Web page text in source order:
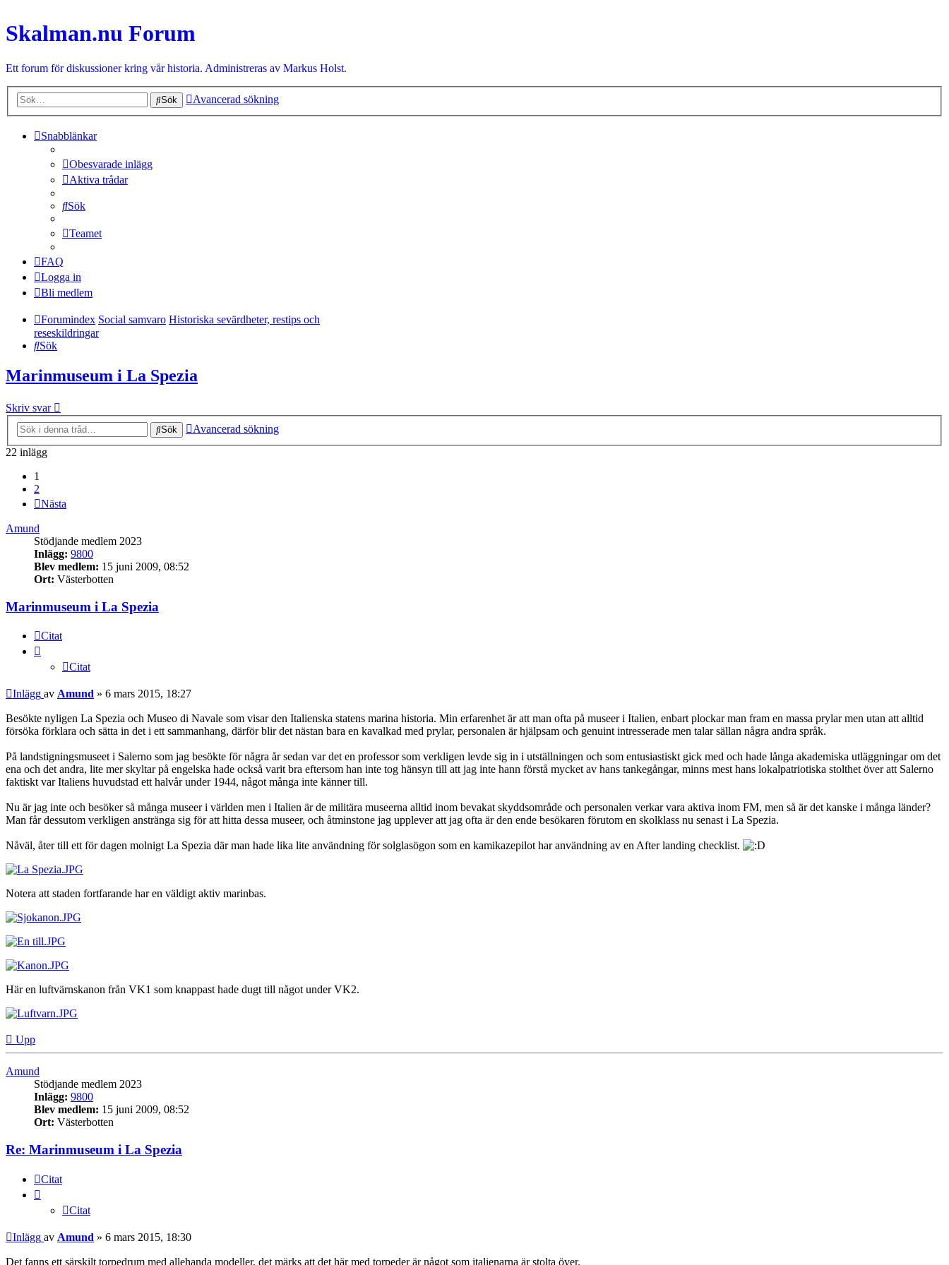
Skalman.nu Forum
Ett forum för diskussioner kring vår historia. Administreras av Markus Holst.
Sök Avancerad sökning
Snabblänkar
Obesvarade inlägg
Aktiva trådar
Sök
Teamet
FAQ
Logga in
Bli medlem
Forumindex Social samvaro Historiska sevärdheter, restips och
reseskildringar
Sök
Marinmuseum i La Spezia
Skriv svar
Sök
Avancerad sökning
22 inlägg
1
2
Nästa
Amund
Stödjande medlem 2023
Inlägg: 9800
Blev medlem: 15 juni 2009, 08:52
Ort: Västerbotten
Marinmuseum i La Spezia
Citat
Citat
Inlägg av Amund » 6 mars 2015, 18:27
Besökte nyligen La Spezia och Museo di Navale som visar den Italienska statens marina historia. Min erfarenhet är att man ofta på museer i Italien, enbart plockar man fram en massa prylar men utan att alltid
försöka förklara och sätta in det i ett sammanhang, därför blir det nästan bara en kavalkad med prylar, personalen är hjälpsam och genuint intresserade men talar sällan några andra språk.
På landstigningsmuseet i Salerno som jag besökte för några år sedan var det en professor som verkligen levde sig in i utställningen och som entusiastiskt gick med och hade långa akademiska utläggningar om det
ena och det andra, lite mer skyltar på engelska hade också varit bra eftersom han inte tog hänsyn till att jag inte hann förstå mycket av hans tankegångar, minns mest hans lokalpatriotiska stolthet över att Salerno
faktiskt var Italiens huvudstad ett halvår under 1944, något många inte känner till.
Nu är jag inte och besöker så många museer i världen men i Italien är de militära museerna alltid inom bevakat skyddsområde och personalen verkar vara aktiva inom FM, men så är det kanske i många länder?
Man får dessutom verkligen anstränga sig för att hitta dessa museer, och åtminstone jag upplever att jag ofta är den ende besökaren förutom en skolklass nu senast i La Spezia.
Nåväl, åter till ett för dagen molnigt La Spezia där man hade lika lite användning för solglasögon som en kamikazepilot har användning av en After landing checklist.
Notera att staden fortfarande har en väldigt aktiv marinbas.
Här en luftvärnskanon från VK1 som knappast hade dugt till något under VK2.
Upp
Amund
Stödjande medlem 2023
Inlägg: 9800
Blev medlem: 15 juni 2009, 08:52
Ort: Västerbotten
Re: Marinmuseum i La Spezia
Citat
Citat
Inlägg av Amund » 6 mars 2015, 18:30
Det fanns ett särskilt torpedrum med allehanda modeller, det märks att det här med torpeder är något som italienarna är stolta över.